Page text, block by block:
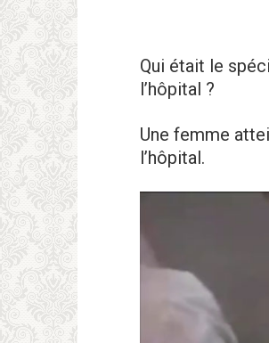
Qui était le
l’hôpitаl ?
Une femme
l’hôpitаl.